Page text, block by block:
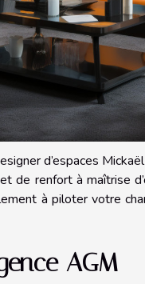
d’espaces
de renfort à maîtrise
à piloter votre
AGM